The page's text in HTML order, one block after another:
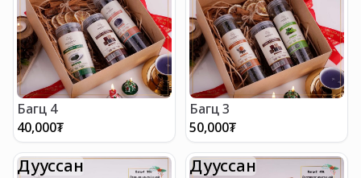
Багц 4
40,000₮
Багц 3
50,000₮
Дууссан Дууссан